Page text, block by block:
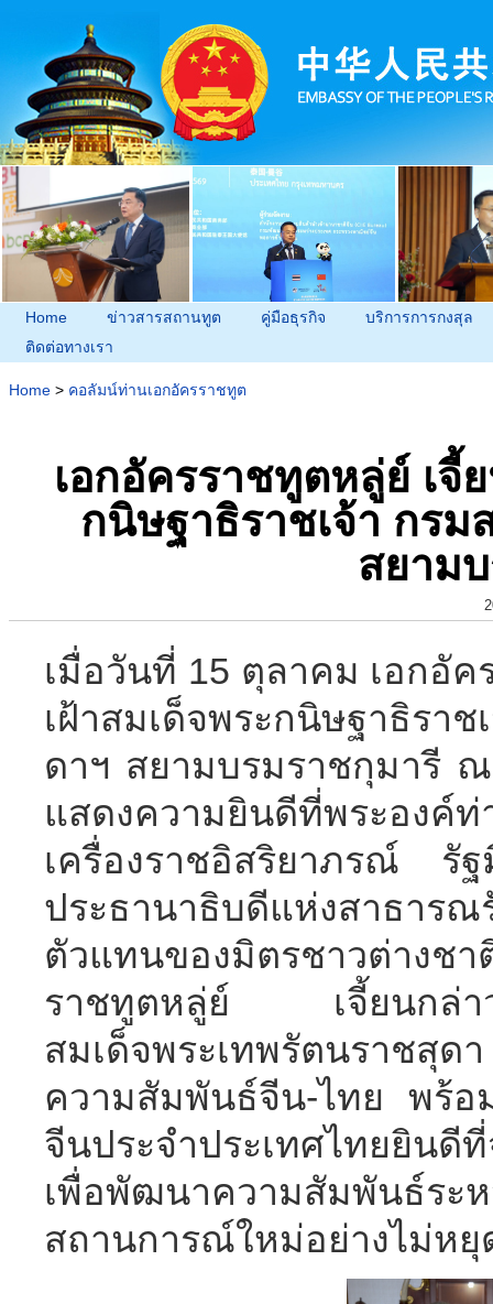
Home ข่าวสารสถานทูต คู่มือธุรกิจ
บริการการกงสุล
ติดต่อทางเรา
Home > คอลัมน์ท่านเอกอัครราชทูต
เอกอัครราชทูตหลู่ย์ เจี้
กนิษฐาธิราชเจ้า กรม
สยาม
เมื่อวันที่ 15 ตุลาคม เอกอัค
เฝ้าสมเด็จพระกนิษฐาธิรา
ดาฯ สยามบรมราชกุมารี
แสดงความยินดีที่พระองค์ท่
เครื่องราชอิสริยาภรณ์
ประธานาธิบดีแห่งสาธา
ตัวแทนของมิตรชาวต่างช
ราชทูตหลู่ย์ เจี้ยนกล่าว
สมเด็จพระเทพรัตนราช
ความสัมพันธ์จีน-ไทย พร้อ
จีนประจำประเทศไทยยินดี
เพื่อพัฒนาความสัมพันธ์ระห
สถานการณ์ใหม่อย่างไม่หยุ